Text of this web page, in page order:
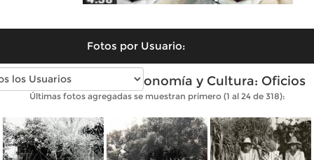
Fotos por Usuario:
Fotos antiguas de Economía y Cultura: Oficios
Últimas fotos agregadas se muestran primero (1 al 24 de 318):